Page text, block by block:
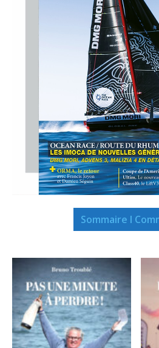
Sommaire I